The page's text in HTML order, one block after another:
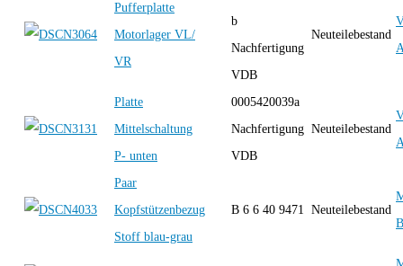
Pufferplatte
Motorlager VL/
VR
b
Nachfertigung
VDB
Neuteilebestand
Platte
Mittelschaltung
P- unten
0005420039a
Nachfertigung
VDB
Neuteilebestand
Paar
Kopfstützenbezug
Stoff blau-grau
B 6 6 40 9471 Neuteilebestand